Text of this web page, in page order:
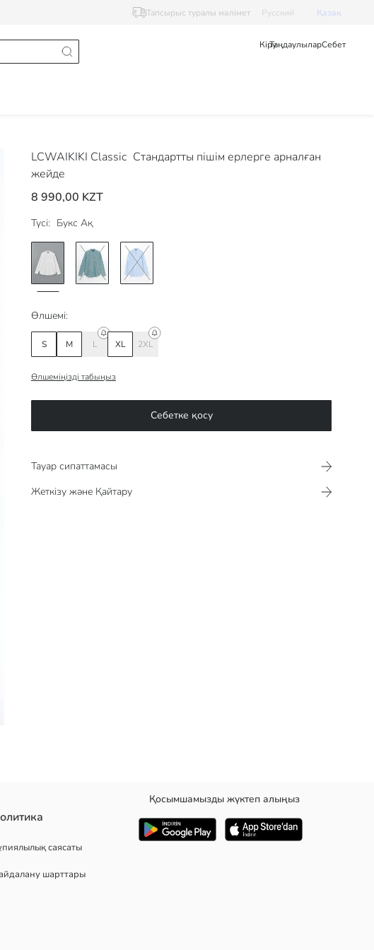
Тапсырыс туралы мәлімет Pусский Қазақ
КіруТаңдаулыларСебет
LCWAIKIKI Classic Стандартты пішім ерлерге арналған
жейде
8 990,00 KZT
Түсі: Букс Ақ
Өлшемі:
S M L XL 2XL
Өлшеміңізді табыңыз
Себетке қосу
Тауар сипаттамасы​​​​​
Жеткізу және Қайтару
ол стандартты пішімі арқылы мінсіз отырады. уақытсыз дизайнының
саясаты
шарттары
Қосымшамызды жүктеп алыңыз